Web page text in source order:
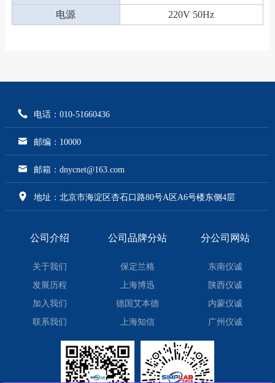
电源
220V 50Hz
电话：010-51660436
邮编：10000
邮箱：dnycnet@163.com
地址：北京市海淀区杏石口路80号A区A6号楼东侧4层
公司介绍
关于我们
发展历程
加入我们
联系我们
公司品牌分站
保定兰格
上海博迅
德国艾本德
上海知信
分公司网站
东南仪诚
陕西仪诚
内蒙仪诚
广州仪诚